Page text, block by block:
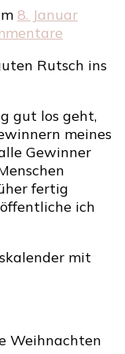
8. Januar
Rutsch ins
gut los geht,
meines
Gewinner
fertig
ich
mit